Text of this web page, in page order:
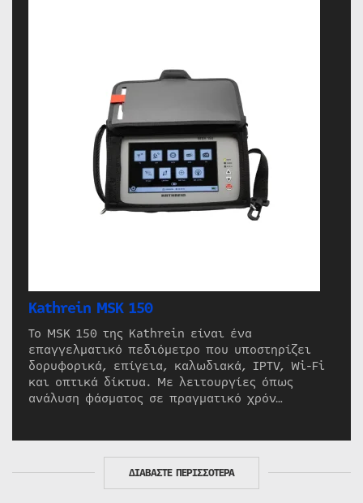
Kathrein MSK 150
Το MSK 150 της Kathrein είναι ένα
επαγγελματικό πεδιόμετρο που υποστηρίζει
δορυφορικά, επίγεια, καλωδιακά, IPTV, Wi-Fi
και οπτικά δίκτυα. Με λειτουργίες όπως
ανάλυση φάσματος σε πραγματικό χρόν…
ΔΙΑΒΑΣΤΕ ΠΕΡΙΣΣΟΤΕΡΑ